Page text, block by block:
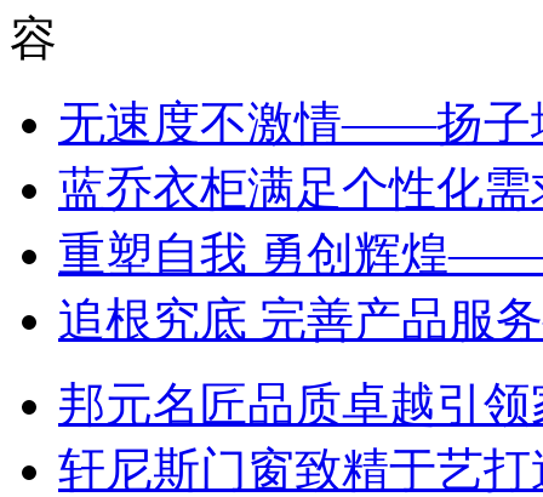
容
无速度不激情——扬子
蓝乔衣柜满足个性化
重塑自我 勇创辉煌——
追根究底 完善产品服
邦元名匠品质卓越引
轩尼斯门窗致精于艺